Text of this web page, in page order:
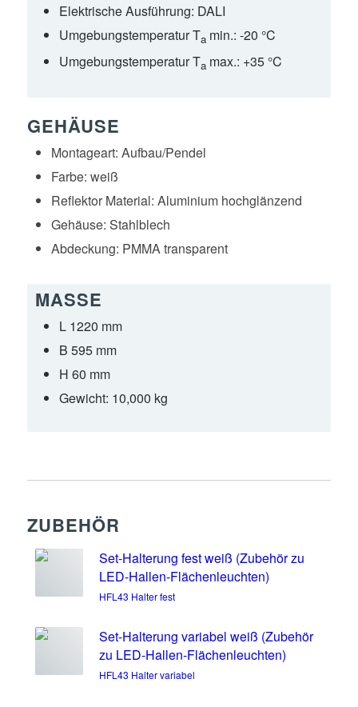
Elektrische Ausführung: DALI
Umgebungstemperatur Tamin.: -20 °C
Umgebungstemperatur Tamax.: +35 °C
GEHÄUSE
Montageart: Aufbau/Pendel
Farbe: weiß
Reflektor Material: Aluminium hochglänzend
Gehäuse: Stahlblech
Abdeckung: PMMA transparent
MASSE
L 1220 mm
B 595 mm
H 60 mm
Gewicht: 10,000 kg
ZUBEHÖR
Set-Halterung fest weiß (Zubehör zu
LED-Hallen-Flächenleuchten)
HFL43 Halter fest
Set-Halterung variabel weiß (Zubehör
zu LED-Hallen-Flächenleuchten)
HFL43 Halter variabel